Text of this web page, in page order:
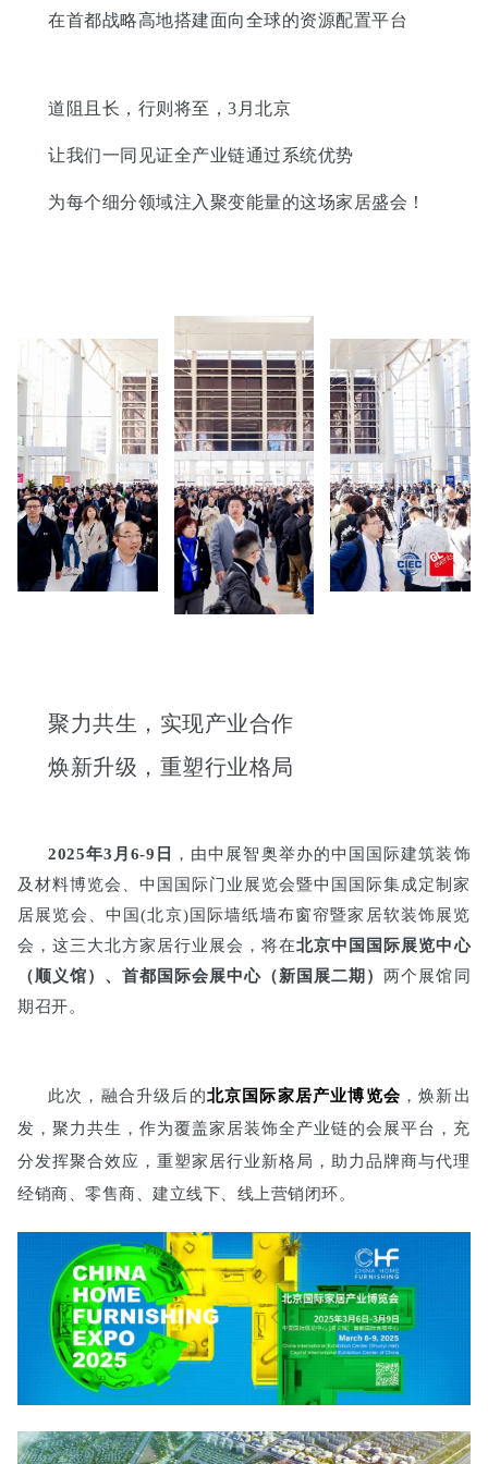
在首都战略高地搭建面向全球的资源配置平台
道阻且长，行则将至，3月北京
让我们一同见证全产业链通过系统优势
为每个细分领域注入聚变能量的这场家居盛会！
聚力共生，实现产业合作
焕新升级，重塑行业格局
2025年3月6-9日
，由中展智奥举办的中国国际建筑装饰
及材料博览会、中国国际门业展览会暨中国国际集成定制家
居展览会、中国(北京)国际墙纸墙布窗帘暨家居软装饰展览
会，这三大北方家居行业展会，将在北京中国国际展览中心
（顺义馆）、首都国际会展中心（新国展二期）两个展馆同
期召开。
此次，融合升级后的北京国际家居产业博览会，焕新出
发，聚力共生，作为覆盖家居装饰全产业链的会展平台，充
分发挥聚合效应，重塑家居行业新格局，助力品牌商与代理
经销商、零售商、建立线下、线上营销闭环。